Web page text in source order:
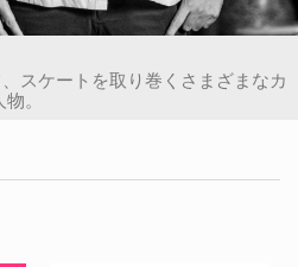
スケートを取り巻くさまざまなカ
。